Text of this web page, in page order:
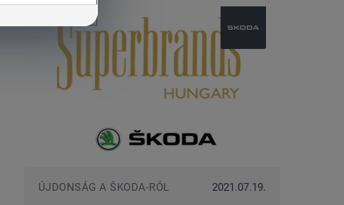
ÚJDONSÁG A ŠKODA-RÓL 2021.07.19.